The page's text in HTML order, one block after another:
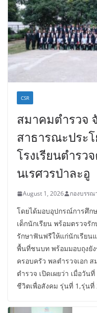
CSR
สมาคมตำรวจ
สาธารณะประ
โรงเรียนตำรว
นเรศวรป่าละอู
August 1, 2026 กองบรรณ
โดยได้มอบอุปกรณ์การศึก
เด็กนักเรียน พร้อมตรวจรั
รักษาฟันฟรีให้แก่นักเรีย
พื้นที่ชนบท พร้อมมอบถุงยั
ครอบครัว พลตำรวจเอก
ตำรวจ เปิดเผยว่า เมื่อวั
ชีวิตเพื่อสังคม รุ่นที่ 1,รุ่นที่